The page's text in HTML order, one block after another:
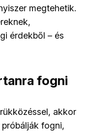
megtehetik.
érdekből – és
fogni
akkor
próbálják fogni,